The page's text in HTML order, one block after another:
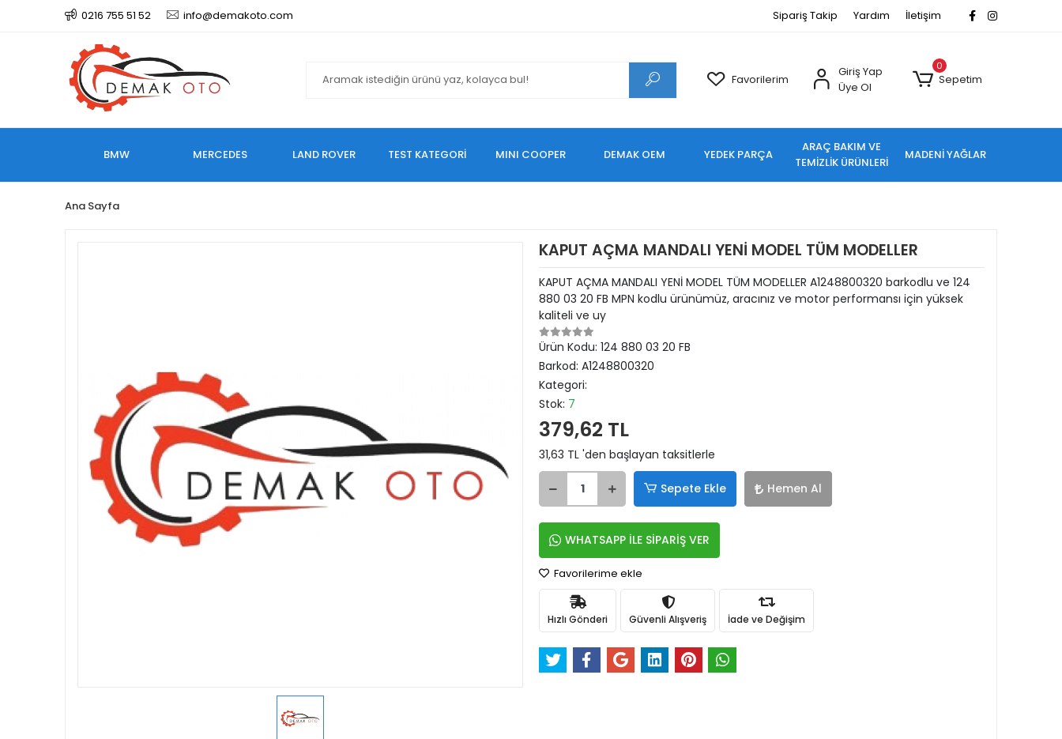
0216 755 51 52 info@demakoto.com Sipariş Takip Yardım İletişim
Favorilerim
Giriş Yap
Üye Ol
0
Sepetim
BMW MERCEDES LAND ROVER TEST KATEGORİ MINI COOPER DEMAK OEM YEDEK PARÇA
ARAÇ BAKIM VE
TEMİZLİK ÜRÜNLERİ
MADENİ YAĞLAR
Ana Sayfa
KAPUT AÇMA MANDALI YENİ MODEL TÜM MODELLER
KAPUT AÇMA MANDALI YENİ MODEL TÜM MODELLER A1248800320 barkodlu ve 124
880 03 20 FB MPN kodlu ürünümüz, aracınız ve motor performansı için yüksek
kaliteli ve uy
Ürün Kodu: 124 880 03 20 FB
Barkod: A1248800320
Kategori:
Stok: 7
379,62 TL
31,63 TL 'den başlayan taksitlerle
Sepete Ekle Hemen Al
WHATSAPP İLE SİPARİŞ VER
Favorilerime ekle
Hızlı Gönderi Güvenli Alışveriş İade ve Değişim